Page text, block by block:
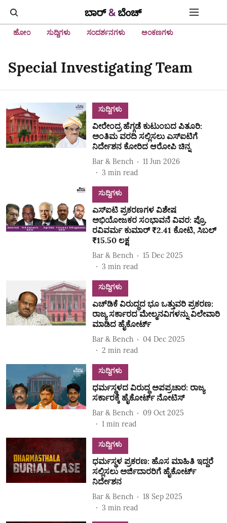
ಹೋಂ ಸುದ್ದಿಗಳು ಸಂದರ್ಶನಗಳು ಅಂಕಣಗಳು
Special Investigating Team
ಸುದ್ದಿಗಳು
ವೀರೇಂದ್ರ ಹೆಗ್ಗಡೆ ಕುಟುಂಬದ ಪಿತೂರಿ:
ಅಂತಿಮ ವರದಿ ಸಲ್ಲಿಸಲು ಎಸ್‌ಐಟಿಗೆ
ನಿರ್ದೇಶನ ಕೋರಿದ ಆರೋಪಿ ಚಿನ್ನ
Bar & Bench
11 Jun 2026
3 min read
ಸುದ್ದಿಗಳು
ಎಸ್‌ಐಟಿ ಪ್ರಕರಣಗಳ ವಿಶೇಷ
ಅಭಿಯೋಜಕರ ಸಂಭಾವನೆ ವಿವರ: ಪ್ರೊ.
ರವಿವರ್ಮ ಕುಮಾರ್‌ ₹2.41 ಕೋಟಿ, ಸಿಬಲ್‌
₹15.50 ಲಕ್ಷ
Bar & Bench
15 Dec 2025
3 min read
ಸುದ್ದಿಗಳು
ಎಚ್‌ಡಿಕೆ ವಿರುದ್ಧದ ಭೂ ಒತ್ತುವರಿ ಪ್ರಕರಣ:
ರಾಜ್ಯ ಸರ್ಕಾರದ ಮೇಲ್ಮನವಿಗಳನ್ನು ವಿಲೇವಾರಿ
ಮಾಡಿದ ಹೈಕೋರ್ಟ್‌
Bar & Bench
04 Dec 2025
2 min read
ಸುದ್ದಿಗಳು
ಧರ್ಮಸ್ಥಳದ ವಿರುದ್ಧ ಅಪಪ್ರಚಾರ: ರಾಜ್ಯ
ಸರ್ಕಾರಕ್ಕೆ ಹೈಕೋರ್ಟ್‌ ನೋಟಿಸ್‌
Bar & Bench
09 Oct 2025
1 min read
ಸುದ್ದಿಗಳು
ಧರ್ಮಸ್ಥಳ ಪ್ರಕರಣ: ಹೊಸ ಮಾಹಿತಿ ಇದ್ದರೆ
ಸಲ್ಲಿಸಲು ಅರ್ಜಿದಾರರಿಗೆ ಹೈಕೋರ್ಟ್‌
ನಿರ್ದೇಶನ
Bar & Bench
18 Sep 2025
3 min read